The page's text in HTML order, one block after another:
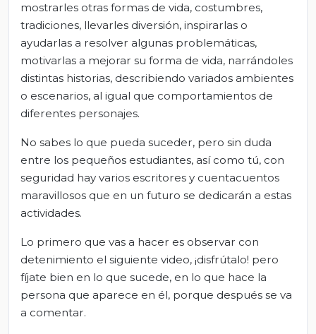
mostrarles otras formas de vida, costumbres,
tradiciones, llevarles diversión, inspirarlas o
ayudarlas a resolver algunas problemáticas,
motivarlas a mejorar su forma de vida, narrándoles
distintas historias, describiendo variados ambientes
o escenarios, al igual que comportamientos de
diferentes personajes.
No sabes lo que pueda suceder, pero sin duda
entre los pequeños estudiantes, así como tú, con
seguridad hay varios escritores y cuentacuentos
maravillosos que en un futuro se dedicarán a estas
actividades.
Lo primero que vas a hacer es observar con
detenimiento el siguiente video, ¡disfrútalo! pero
fíjate bien en lo que sucede, en lo que hace la
persona que aparece en él, porque después se va
a comentar.